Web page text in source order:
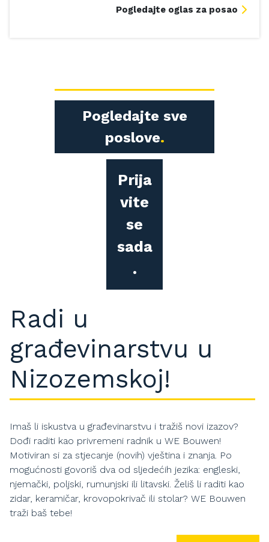
Pogledajte oglas za posao
Pogledajte sve
poslove
Prija
vite
se
sada
Radi u
građevinarstvu u
Nizozemskoj!
Imaš li iskustva u građevinarstvu i tražiš novi izazov?
Dođi raditi kao privremeni radnik u WE Bouwen!
Motiviran si za stjecanje (novih) vještina i znanja. Po
mogućnosti govoriš dva od sljedećih jezika: engleski,
njemački, poljski, rumunjski ili litavski. Želiš li raditi kao
zidar, keramičar, krovopokrivač ili stolar? WE Bouwen
traži baš tebe!